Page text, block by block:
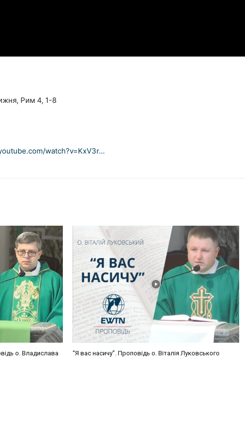
Рим 4, 1-8
watch?v=KxV3r…
о. Владислава
“Я вас насичу”. Проповідь о. Віталія Луковського